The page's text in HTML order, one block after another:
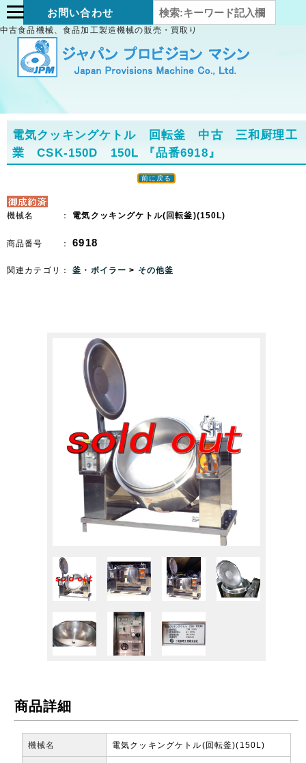
お問い合わせ
中古食品機械、食品加工製造機械の販売・買取り
電気クッキングケトル 回転釜 中古 三和厨理工
業 CSK-150D 150L
『品番6918』
前に戻る
機械名 ： 電気クッキングケトル(回転釜)(150L)
商品番号 ：6918
関連カテゴリ：釜・ボイラー> その他釜
商品詳細
機械名 電気クッキングケトル(回転釜)(150L)